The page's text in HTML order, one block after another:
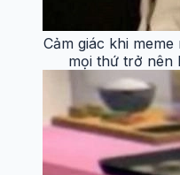
Cảm giác khi
mọi thứ trở nên